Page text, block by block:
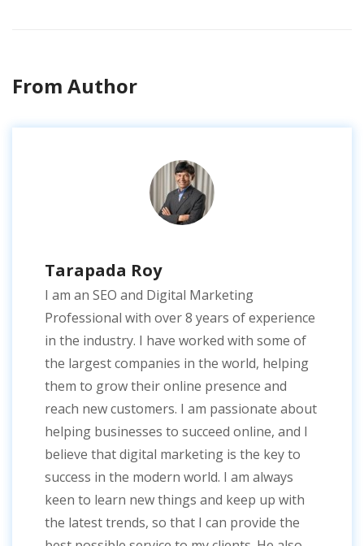
From Author
Tarapada Roy
I am an SEO and Digital Marketing
Professional with over 8 years of experience
in the industry. I have worked with some of
the largest companies in the world, helping
them to grow their online presence and
reach new customers. I am passionate about
helping businesses to succeed online, and I
believe that digital marketing is the key to
success in the modern world. I am always
keen to learn new things and keep up with
the latest trends, so that I can provide the